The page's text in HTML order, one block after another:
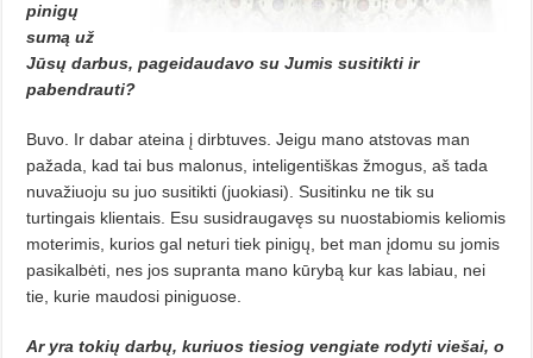
pinigų
sumą už
Jūsų darbus, pageidaudavo su Jumis susitikti ir
pabendrauti?
Buvo. Ir dabar ateina į dirbtuves. Jeigu mano atstovas man
pažada, kad tai bus malonus, inteligentiškas žmogus, aš tada
nuvažiuoju su juo susitikti (juokiasi). Susitinku ne tik su
turtingais klientais. Esu susidraugavęs su nuostabiomis keliomis
moterimis, kurios gal neturi tiek pinigų, bet man įdomu su jomis
pasikalbėti, nes jos supranta mano kūrybą kur kas labiau, nei
tie, kurie maudosi piniguose.
Ar yra tokių darbų, kuriuos tiesiog vengiate rodyti viešai, o